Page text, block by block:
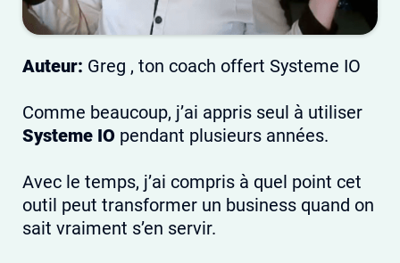
Auteur: Greg , ton coach offert Systeme IO
Comme beaucoup, j’ai appris seul à utiliser
Systeme IO pendant plusieurs années.
Avec le temps, j’ai compris à quel point cet
outil peut transformer un business quand on
sait vraiment s’en servir.